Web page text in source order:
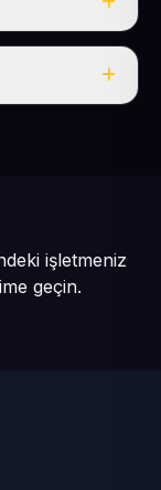
işletmeniz
geçin.